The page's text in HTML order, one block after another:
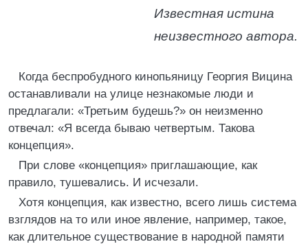
Известная истина
неизвестного автора.
Когда беспробудного кинопьяницу Георгия Вицина
останавливали на улице незнакомые люди и
предлагали: «Третьим будешь?» он неизменно
отвечал: «Я всегда бываю четвертым. Такова
концепция».
При слове «концепция» приглашающие, как
правило, тушевались. И исчезали.
Хотя концепция, как известно, всего лишь система
взглядов на то или иное явление, например, такое,
как длительное существование в народной памяти